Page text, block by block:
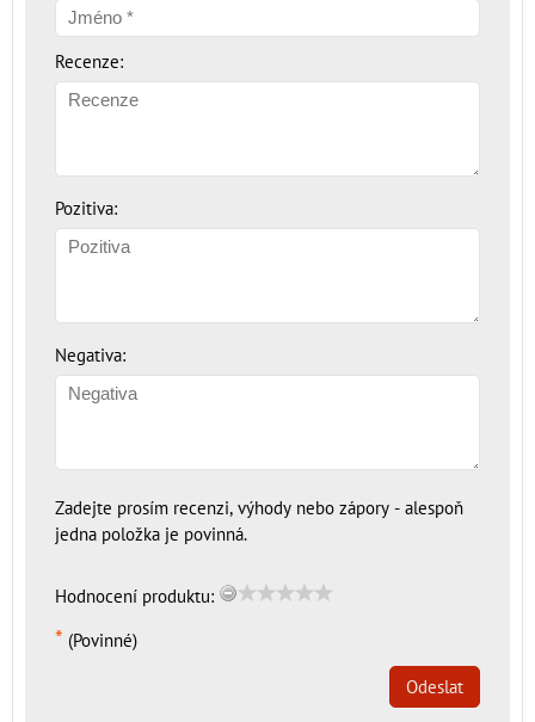
Recenze:
Pozitiva:
Negativa:
Zadejte prosím recenzi, výhody nebo zápory - alespoň
jedna položka je povinná.
Hodnocení produktu:
* (Povinné)
Odeslat